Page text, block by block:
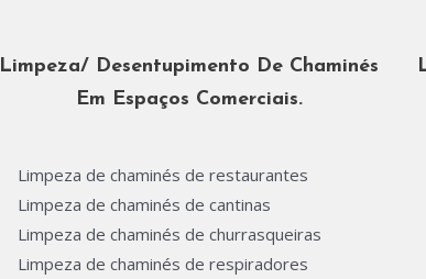
Limpeza/ Desentupimento De Chaminés
Em Espaços Comerciais.
Limpeza de chaminés de restaurantes
Limpeza de chaminés de cantinas
Limpeza de chaminés de churrasqueiras
Limpeza de chaminés de respiradores